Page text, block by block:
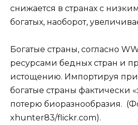
снижается в странах с
богатых, наоборот,
Богатые страны, согласно
ресурсами бедных стран и
истощению. Импортируя
богатые страны фактически
потерю биоразнообразия.
xhunter83/flickr.com).